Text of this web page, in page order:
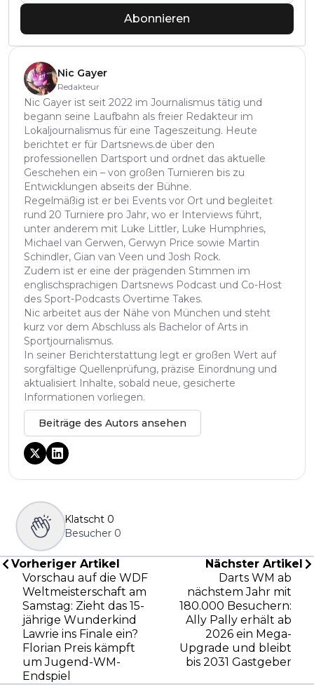
Abonnieren
Nic Gayer
Redakteur
Nic Gayer ist seit 2022 im Journalismus tätig und
begann seine Laufbahn als freier Redakteur im
Lokaljournalismus für eine Tageszeitung. Heute
berichtet er für Dartsnews.de über den
professionellen Dartsport und ordnet das aktuelle
Geschehen ein – von großen Turnieren bis zu
Entwicklungen abseits der Bühne.
Regelmäßig ist er bei Events vor Ort und begleitet
rund 20 Turniere pro Jahr, wo er Interviews führt,
unter anderem mit Luke Littler, Luke Humphries,
Michael van Gerwen, Gerwyn Price sowie Martin
Schindler, Gian van Veen und Josh Rock.
Zudem ist er eine der prägenden Stimmen im
englischsprachigen Dartsnews Podcast und Co-Host
des Sport-Podcasts Overtime Takes.
Nic arbeitet aus der Nähe von München und steht
kurz vor dem Abschluss als Bachelor of Arts in
Sportjournalismus.
In seiner Berichterstattung legt er großen Wert auf
sorgfältige Quellenprüfung, präzise Einordnung und
aktualisiert Inhalte, sobald neue, gesicherte
Informationen vorliegen.
Beiträge des Autors ansehen
Klatscht 0
Besucher 0
Vorheriger Artikel
Vorschau auf die WDF
Weltmeisterschaft am
Samstag: Zieht das 15-
jährige Wunderkind
Lawrie ins Finale ein?
Florian Preis kämpft
um Jugend-WM-
Endspiel
Nächster Artikel
Darts WM ab
nächstem Jahr mit
180.000 Besuchern:
Ally Pally erhält ab
2026 ein Mega-
Upgrade und bleibt
bis 2031 Gastgeber